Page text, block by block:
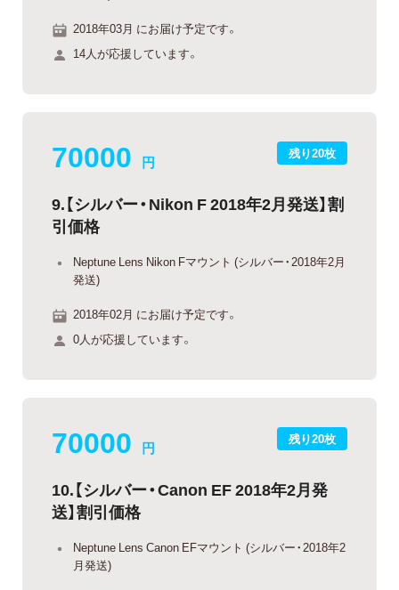
2018年03月 にお届け予定です。
14人が応援しています。
残り20枚
70000 円
9.【シルバー・Nikon F 2018年2月発送】割
引価格
Neptune Lens Nikon Fマウント (シルバー・2018年2月
発送)
2018年02月 にお届け予定です。
0人が応援しています。
残り20枚
70000 円
10.【シルバー・Canon EF 2018年2月発
送】割引価格
Neptune Lens Canon EFマウント (シルバー・2018年2
月発送)